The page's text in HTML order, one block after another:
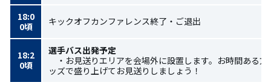
18:0
0頃
キックオフカンファレンス終了・ご退出
18:2
0頃
選手バス出発予定
・お見送りエリアを会場外に設置します。お時間ある
ッズで盛り上げてお見送りしましょう！